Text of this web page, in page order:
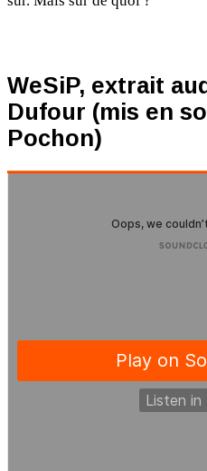
WeSiP, extrait
Dufour (mis en
Pochon)